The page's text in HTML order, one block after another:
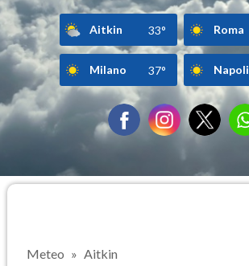
Aitkin 33° Roma
Milano 37° Napoli
Meteo Aitkin